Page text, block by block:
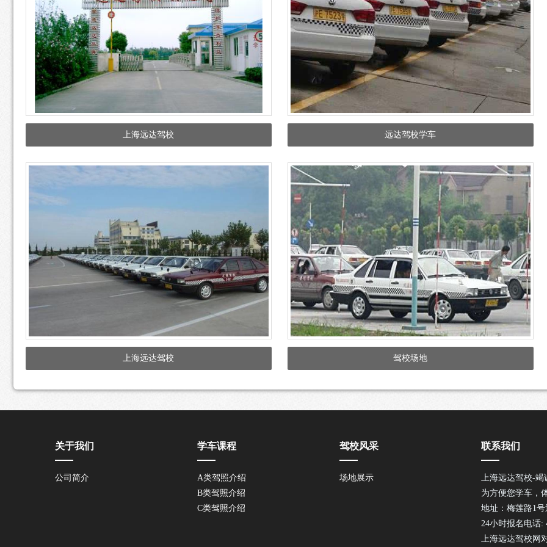
上海远达驾校 远达驾校学车
上海远达驾校 驾校场地
关于我们
公司简介
学车课程
A类驾照介绍
B类驾照介绍
C类驾照介绍
驾校风采
场地展示
联系我们
上海远达驾校-竭
为方便您学车，
地址：梅莲路1
24小时报名电话:
上海远达驾校网